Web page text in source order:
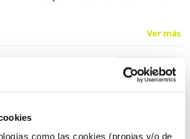
como las cookies (propias y/o de
Ver más
3,76 €